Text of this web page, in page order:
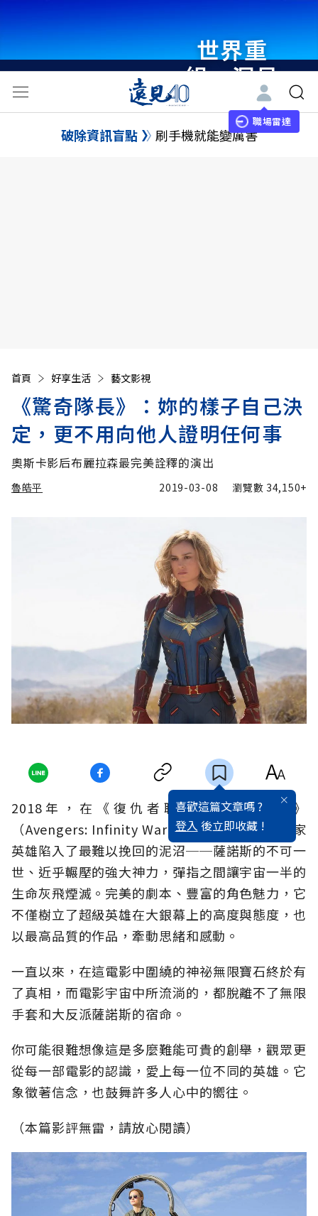
世界重
組・洞見
未來 與
世界領袖
職場雷達
破除資訊盲點 刷手機就能變厲害
首頁 好享生活 藝文影視
《驚奇隊長》：妳的樣子自己決
定，更不用向他人證明任何事
奧斯卡影后布麗拉森最完美詮釋的演出
魯皓平 2019-03-08 瀏覽數 34,150+
喜歡這篇文章嗎 ?
登入 後立即收藏 !
2018年，在《復仇者聯盟3：無限之戰》
（Avengers: Infinity War）十年的澎湃後，眾家
英雄陷入了最難以挽回的泥沼──薩諾斯的不可一
世、近乎輾壓的強大神力，彈指之間讓宇宙一半的
生命灰飛煙滅。完美的劇本、豐富的角色魅力，它
不僅樹立了超級英雄在大銀幕上的高度與態度，也
以最高品質的作品，牽動思緒和感動。
一直以來，在這電影中圍繞的神祕無限寶石終於有
了真相，而電影宇宙中所流淌的，都脫離不了無限
手套和大反派薩諾斯的宿命。
你可能很難想像這是多麼難能可貴的創舉，觀眾更
從每一部電影的認識，愛上每一位不同的英雄。它
象徵著信念，也鼓舞許多人心中的嚮往。
（本篇影評無雷，請放心閱讀）